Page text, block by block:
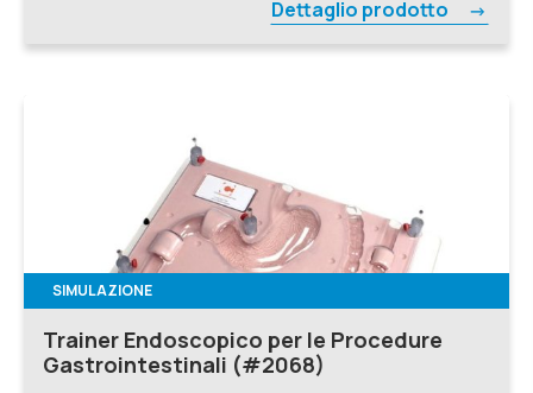
Dettaglio prodotto
SIMULAZIONE
Trainer Endoscopico per le Procedure
Gastrointestinali (#2068)